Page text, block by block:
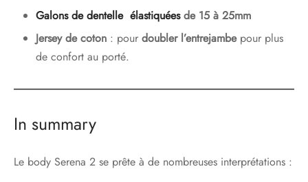
Galons de dentelle élastiquéesde 15 à 25mm
Jersey de coton: pour doubler l’entrejambepour plus
de confort au porté.
In summary
Le body Serena 2 se prête à de nombreuses interprétations :